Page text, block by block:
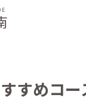
すめコー